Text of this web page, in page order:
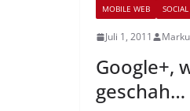
MOBILE WEB
Juli 1, 2011
Google+,
geschah…